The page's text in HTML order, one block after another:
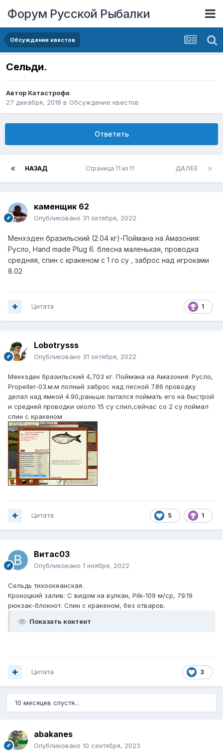
Форум Русской Рыбалки
Обсуждение квестов
Сельди.
Автор Катастрофа
27 декабря, 2018 в Обсуждение квестов
Ответить
НАЗАД ДАЛЕЕ
Страница 11 из 11
каменщик 62
Опубликовано 31 октября, 2022
Менхэден бразильский (2.04 кг)-Поймана на Амазония:
Русло, Hand made Plug 6 . блесна маленькая, проводка
средняя, спин с кракеном с 1 го су , заброс над игроками
8.02
1
Цитата
Lobotrysss
Опубликовано 31 октября, 2022
Менхэден бразильский 4,703 кг. Поймана на Амазония: Русло,
Propeller-03.м.м полный заброс над леской 7.86 проводку
делал над ямкой 4.90,раньше пытался поймать его на быстрой
и средней проводки около 15 су слил,сейчас со 2 су поймал
спин с кракеном
5 1
Цитата
Витас03
Опубликовано 1 ноября, 2022
Сельдь тихоокеанская.
Кроноцкий залив: С видом на вулкан, Pilk-109 м/ср, 79.19
рюкзак-блокнот. Спин с кракеном, без отваров.
Показать контент
3
Цитата
10 месяцев спустя...
abakanes
Опубликовано 10 сентября, 2023